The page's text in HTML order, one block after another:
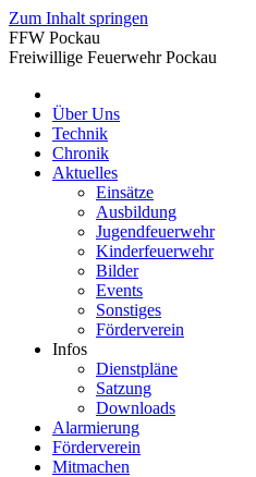
Zum Inhalt springen
FFW Pockau
Freiwillige Feuerwehr Pockau
Über Uns
Technik
Chronik
Aktuelles
Einsätze
Ausbildung
Jugendfeuerwehr
Kinderfeuerwehr
Bilder
Events
Sonstiges
Förderverein
Infos
Dienstpläne
Satzung
Downloads
Alarmierung
Förderverein
Mitmachen